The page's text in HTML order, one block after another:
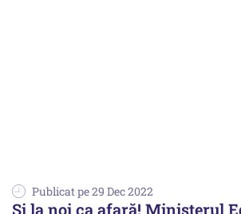
Publicat pe 29 Dec 2022
Şi la noi ca afară! Ministerul